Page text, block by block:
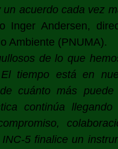
acuerdo cada vez
Inger Andersen,
Ambiente (PNUMA).
de lo que
tiempo está en
cuánto más
continúa
5 finalice un